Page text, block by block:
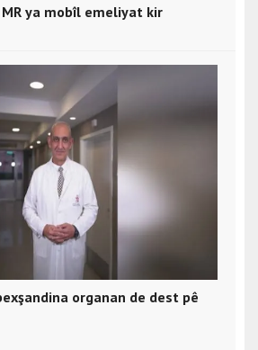
ya mobîl emeliyat kir
organan de dest pê